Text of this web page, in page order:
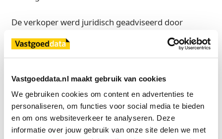
Vastgoeddata.nl maakt gebruik van cookies
We gebruiken cookies om content en advertenties te
personaliseren, om functies voor social media te bieden
en om ons websiteverkeer te analyseren. Deze
informatie over jouw gebruik van onze site delen we met
De verkoper werd juridisch geadviseerd door
BarentsKrans. De koper werd commercieel begeleid
door Savills en juridisch door AKD.
Bron
TND Real Estate
Exclusief voor licentiehouders